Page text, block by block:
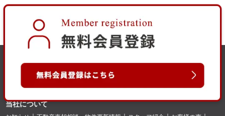
当社について